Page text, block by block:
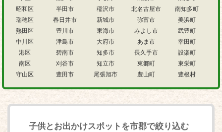
昭和区
瑞穂区
熱田区
中川区
港区
南区
守山区
半田市
春日井市
豊川市
津島市
碧南市
刈谷市
豊田市
稲沢市
新城市
東海市
大府市
知多市
知立市
尾張旭市
北名古屋市
弥富市
みよし市
あま市
長久手市
東郷町
豊山町
南知多町
美浜町
武豊町
幸田町
設楽町
東栄町
豊根村
子供とお出かけスポットを市郡で絞り込む